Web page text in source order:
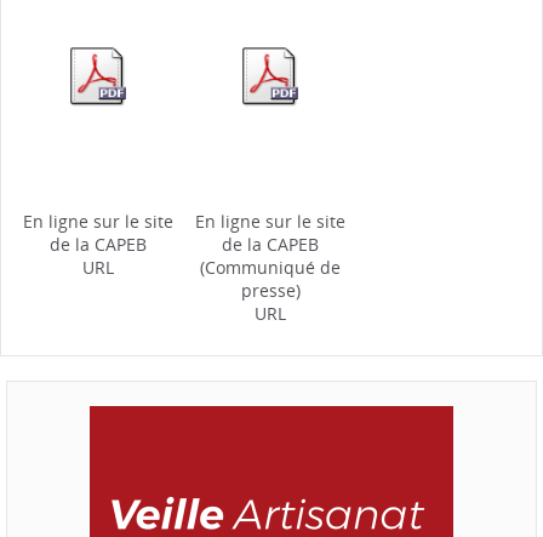
En ligne sur le site
de la CAPEB
URL
En ligne sur le site
de la CAPEB
(Communiqué de
presse)
URL